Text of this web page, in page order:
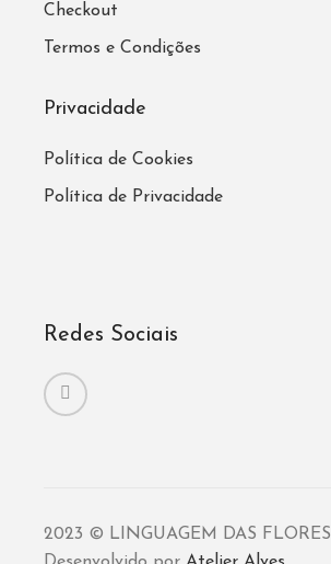
Checkout
Termos e Condições
Privacidade
Política de Cookies
Política de Privacidade
Redes Sociais
2023 © LINGUAGEM DAS FLORES